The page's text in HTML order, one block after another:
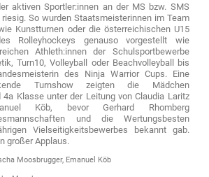
aktiven Sportler:innen an der MS bzw. SMS
So wurden Staatsmeisterinnen im Team
Kunstturnen oder die österreichischen U15
Rolleyhockeys genauso vorgestellt wie
Athleth:innen der Schulsportbewerbe
Turn10, Volleyball oder Beachvolleyball bis
des Ninja Warrior Cups. Eine
Turnshow zeigten die Mädchen
4a Klasse unter der Leitung von Claudia Laritz
Köb, bevor Gerhard Rhomberg
und die Wertungsbesten
Vielseitigkeitsbewerbes bekannt gab.
großer Applaus.
Moosbrugger, Emanuel Köb